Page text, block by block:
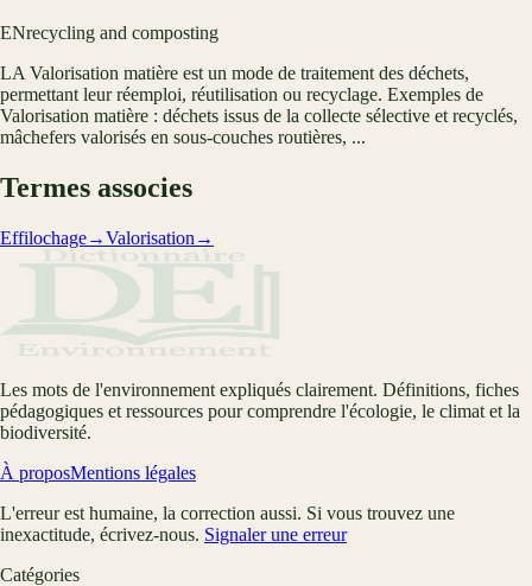
ENrecycling and composting
LA Valorisation matière est un mode de traitement des déchets,
permettant leur réemploi, réutilisation ou recyclage. Exemples de
Valorisation matière : déchets issus de la collecte sélective et recyclés,
mâchefers valorisés en sous-couches routières, ...
Termes associes
Effilochage→Valorisation →
Les mots de l'environnement expliqués clairement. Définitions, fiches
pédagogiques et ressources pour comprendre l'écologie, le climat et la
biodiversité.
À proposMentions légales
L'erreur est humaine, la correction aussi. Si vous trouvez une
inexactitude, écrivez-nous. Signaler une erreur
Catégories